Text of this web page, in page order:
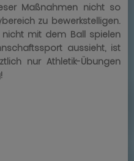
Maßnahmen nicht so
zu bewerkstelligen.
mit dem Ball spielen
aussieht, ist
nur Athletik-Übungen